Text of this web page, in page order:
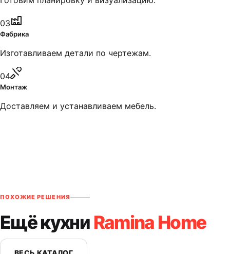
03
Фабрика
Изготавливаем детали по чертежам.
04
Монтаж
Доставляем и устанавливаем мебель.
ПОХОЖИЕ РЕШЕНИЯ
Ещё кухни Ramina Home